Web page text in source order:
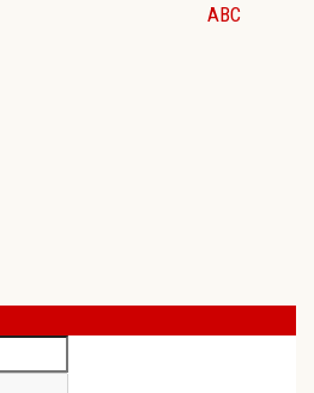
ABC